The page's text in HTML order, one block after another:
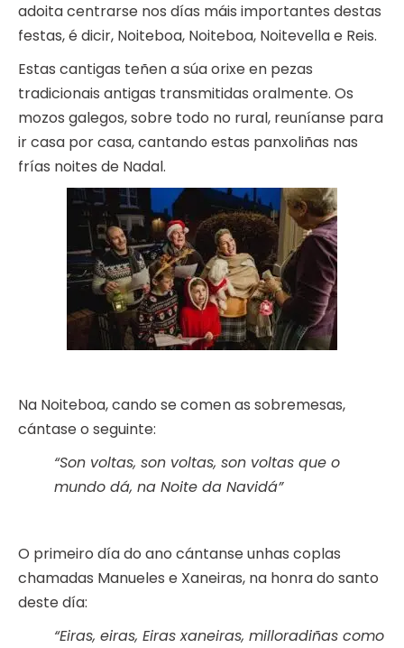
adoita centrarse nos días máis importantes destas
festas, é dicir, Noiteboa, Noiteboa, Noitevella e Reis.
Estas cantigas teñen a súa orixe en pezas
tradicionais antigas transmitidas oralmente. Os
mozos galegos, sobre todo no rural, reuníanse para
ir casa por casa, cantando estas panxoliñas nas
frías noites de Nadal.
Na Noiteboa, cando se comen as sobremesas,
cántase o seguinte:
“Son voltas, son voltas, son voltas que o
mundo dá, na Noite da Navidá”
O primeiro día do ano cántanse unhas coplas
chamadas Manueles e Xaneiras, na honra do santo
deste día:
“Eiras, eiras, Eiras xaneiras, milloradiñas como